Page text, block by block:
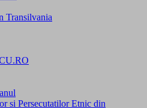
Transilvania
si Persecutatilor Etnic din